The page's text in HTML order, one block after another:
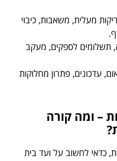
מעלית, משאבות, כיבוי
תשלומים לספקים, מעקב
עדכונים, פתרון מחלוקות
– ומה קורה
כדאי לחשוב על ועד בית